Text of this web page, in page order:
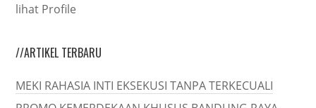
lihat Profile
//ARTIKEL TERBARU
MEKI RAHASIA INTI EKSEKUSI TANPA TERKECUALI